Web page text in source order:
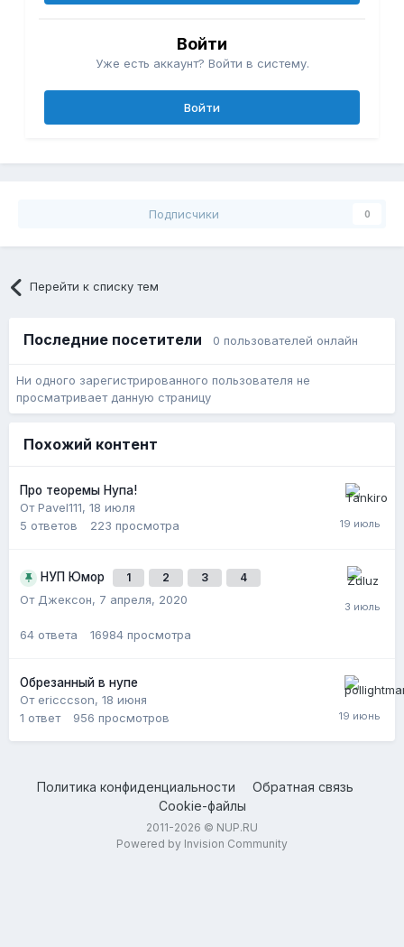
Войти
Уже есть аккаунт? Войти в систему.
Войти
Подписчики 0
Перейти к списку тем
Последние посетители 0 пользователей онлайн
Ни одного зарегистрированного пользователя не
просматривает данную страницу
Похожий контент
Про теоремы Нупа!
От Pavel111, 18 июля
5 ответов 223 просмотра
НУП Юмор 1 2 3 4
От Джексон, 7 апреля, 2020
64 ответа 16984 просмотра
Обрезанный в нупе
От ericccson, 18 июня
1 ответ 956 просмотров
Политика конфиденциальности
Обратная связь
Cookie-файлы
2011-2026 © NUP.RU
Powered by Invision Community